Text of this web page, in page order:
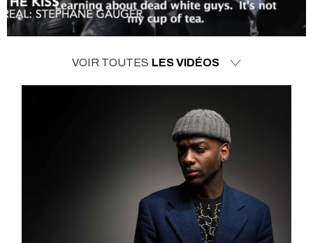
VOIR TOUTES LES VIDÉOS